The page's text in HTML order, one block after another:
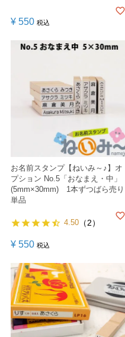
¥ 550 税込
お名前スタンプ【ねいみ～♪】オ
プション No.5「おなまえ・中」
(5mm×30mm) 1本ずつばら売り
単品
¥ 550 税込
4.50（2）